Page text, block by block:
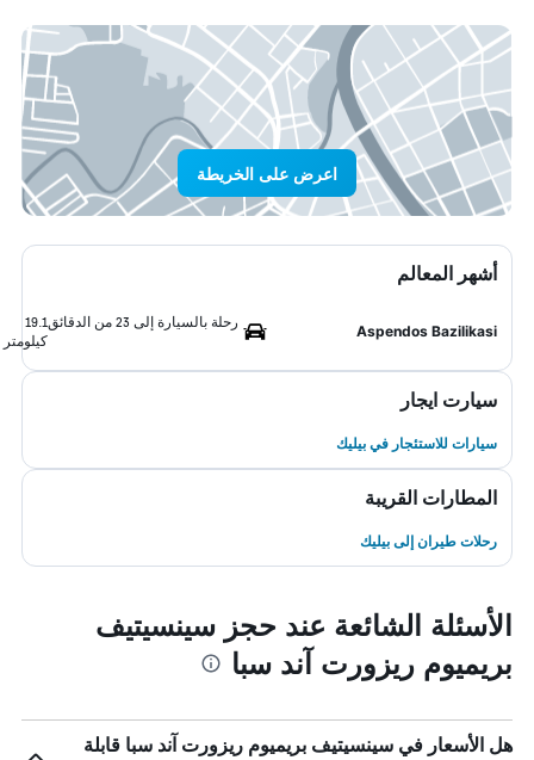
اعرض على الخريطة
أشهر المعالم
Aspendos Bazilikasi
رحلة بالسيارة إلى 23 من الدقائق
19.1
كيلومتر
سيارت ايجار
سيارات للاستئجار في بيليك
المطارات القريبة
رحلات طيران إلى بيليك
الأسئلة الشائعة عند حجز سينسيتيف
بريميوم ريزورت آند سبا
هل الأسعار في سينسيتيف بريميوم ريزورت آند سبا قابلة